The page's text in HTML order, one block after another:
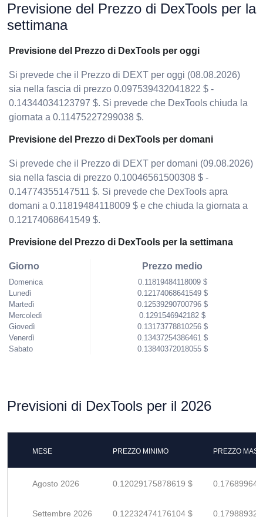
Previsione del Prezzo di DexTools per la
settimana
Previsione del Prezzo di DexTools per oggi
Si prevede che il Prezzo di DEXT per oggi (08.08.2026)
sia nella fascia di prezzo 0.097539432041822 $ -
0.14344034123797 $. Si prevede che DexTools chiuda la
giornata a 0.11475227299038 $.
Previsione del Prezzo di DexTools per domani
Si prevede che il Prezzo di DEXT per domani (09.08.2026)
sia nella fascia di prezzo 0.10046561500308 $ -
0.14774355147511 $. Si prevede che DexTools apra
domani a 0.11819484118009 $ e che chiuda la giornata a
0.12174068641549 $.
Previsione del Prezzo di DexTools per la settimana
Giorno
Domenica
Lunedì
Martedì
Mercoledì
Giovedì
Venerdì
Sabato
Prezzo medio
0.11819484118009 $
0.12174068641549 $
0.12539290700796 $
0.1291546942182 $
0.13173778810256 $
0.13437254386461 $
0.13840372018055 $
Previsioni di DexTools per il 2026
MESE PREZZO MINIMO PREZZO
Agosto 2026 0.12029175878619 $
Settembre 2026 0.12232474176104 $